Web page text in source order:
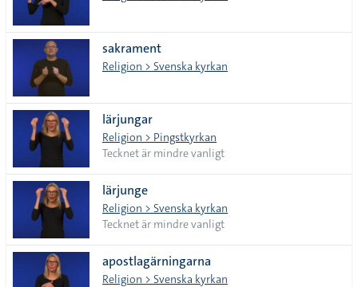
sakrament
Religion > Svenska kyrkan
lärjungar
Religion > Pingstkyrkan
Tecknet är mindre vanligt
lärjunge
Religion > Svenska kyrkan
Tecknet är mindre vanligt
apostlagärningarna
Religion > Svenska kyrkan